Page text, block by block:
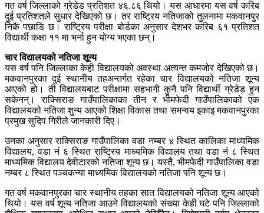
गत वर्ष जिल्लाको ग्रेडेड प्रतिशत ४६.८६ थियो। यस आधारमा यस वर्ष करिब
दुई प्रतिशतले सुधार देखिएको छ। तर राष्ट्रिय नतिजाको तुलनामा मकवानपुर
निकै पछाडि छ। राष्ट्रिय परीक्षा बोर्डका अनुसार देशभर करिब ६१ प्रतिशत
विद्यार्थी कक्षा ११ मा भर्ना हुन योग्य भएका छन्।
चार विद्यालयको नतिजा शून्य
यस वर्ष पनि जिल्लाका केही विद्यालयको अवस्था अत्यन्त कमजोर देखिएको छ।
मकवानपुरका दुई स्थानीय तहअन्तर्गत रहेका चार विद्यालयको नतिजा शून्य
आएको हो। ती विद्यालयबाट परीक्षामा सहभागी कुनै पनि विद्यार्थी ग्रेडेड हुन
सकेनन्। राक्सिराङ गाउँपालिकाका तीन र भीमफेदी गाउँपालिकाको एक
विद्यालयको नतिजा शुन्य आएको शिक्षा विकास तथा समन्वय इकाइ मकवानपुरका
प्रमुख सुदिप गिरीले जानकारी दिए।
उनका अनुसार राक्सिराङ गाउँपालिका वडा नम्बर ४ स्थित कालिका माध्यमिक
विद्यालय, वडा नं ६ स्थित राष्ट्रिय माध्यमिक विद्यालय तथा वडा नं ८ स्थित
माध्यमिक विद्यालय देवीटारको नतिजा शून्य छ। यस्तै, भीमफेदी गाउँपालिका वडा
नम्बर ८ स्थित पञ्चकन्या माध्यमिक विद्यालयको नतिजा पनि शून्य छ।
गत वर्ष मकवानपुरका चार स्थानीय तहका सात विद्यालयको नतिजा शून्य आएको
थियो। यस वर्ष शून्य नतिजा आउने विद्यालयको संख्या केही घटे पनि जिल्लाको